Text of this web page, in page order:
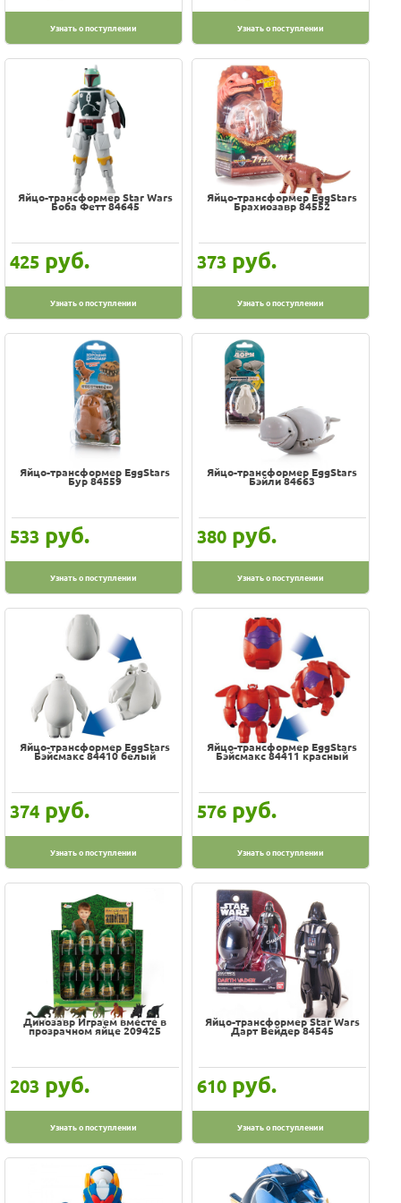
Играем вместе
Технопарк
Система нагрузки
герои фильмов и мультфильмов
игрушка для ванной
фигурки животных
Узнать о поступлении Узнать о поступлении
Яйцо-трансформер Star Wars
Боба Фетт 84645
425 руб.
Узнать о поступлении
Яйцо-трансформер EggStars
Брахиозавр 84552
373 руб.
Узнать о поступлении
Яйцо-трансформер EggStars
Бур 84559
533 руб.
Узнать о поступлении
Яйцо-трансформер EggStars
Бэйли 84663
380 руб.
Узнать о поступлении
Яйцо-трансформер EggStars
Бэйсмакс 84410 белый
374 руб.
Узнать о поступлении
Яйцо-трансформер EggStars
Бэйсмакс 84411 красный
576 руб.
Узнать о поступлении
Динозавр Играем вместе в
прозрачном яйце 209425
203 руб.
Узнать о поступлении
Яйцо-трансформер Star Wars
Дарт Вейдер 84545
610 руб.
Узнать о поступлении